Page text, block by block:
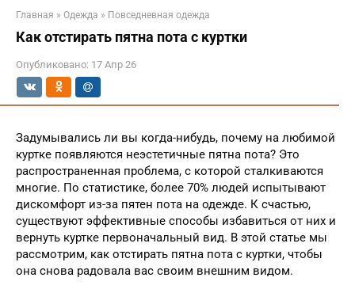
Главная » Одежда » Повседневная одежда
Как отстирать пятна пота с куртки
Опубликовано: 17 Апр 26
Задумывались ли вы когда-нибудь, почему на любимой
куртке появляются неэстетичные пятна пота? Это
распространенная проблема, с которой сталкиваются
многие. По статистике, более 70% людей испытывают
дискомфорт из-за пятен пота на одежде. К счастью,
существуют эффективные способы избавиться от них и
вернуть куртке первоначальный вид. В этой статье мы
рассмотрим, как отстирать пятна пота с куртки, чтобы
она снова радовала вас своим внешним видом.